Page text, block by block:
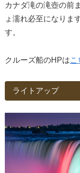
カナダ滝の滝壺の前
ょ濡れ必至になりま
す。
クルーズ船のHPはこ
ライトアップ